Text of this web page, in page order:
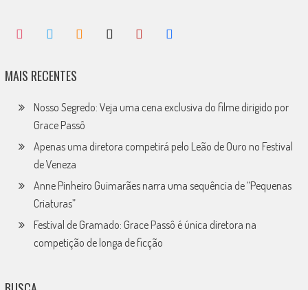
MAIS RECENTES
Nosso Segredo: Veja uma cena exclusiva do filme dirigido por
Grace Passô
Apenas uma diretora competirá pelo Leão de Ouro no Festival
de Veneza
Anne Pinheiro Guimarães narra uma sequência de “Pequenas
Criaturas”
Festival de Gramado: Grace Passô é única diretora na
competição de longa de ficção